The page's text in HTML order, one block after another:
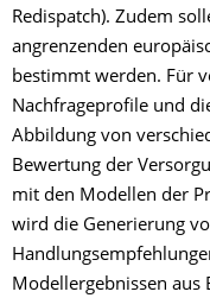
Redispatch). Zudem
angrenzenden
bestimmt werden. Für
Nachfrageprofile und
Abbildung von
Bewertung der
mit den Modellen der
wird die Generierung
Modellergebnissen aus